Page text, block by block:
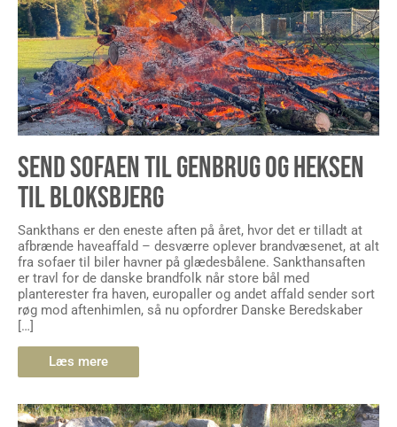
SEND SOFAEN TIL GENBRUG OG HEKSEN
TIL BLOKSBJERG
Sankthans er den eneste aften på året, hvor det er tilladt at
afbrænde haveaffald – desværre oplever brandvæsenet, at alt
fra sofaer til biler havner på glædesbålene. Sankthansaften
er travl for de danske brandfolk når store bål med
planterester fra haven, europaller og andet affald sender sort
røg mod aftenhimlen, så nu opfordrer Danske Beredskaber
[…]
Læs mere